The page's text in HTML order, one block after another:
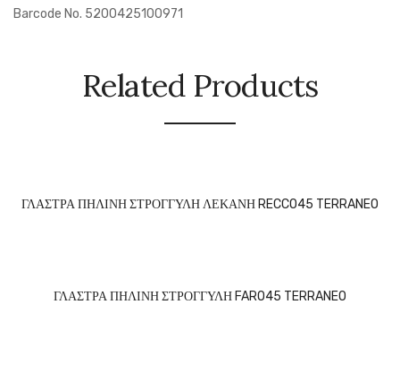
Barcode No. 5200425100971
Related Products
ΓΛΑΣΤΡΑ ΠΗΛΙΝΗ ΣΤΡΟΓΓΥΛΗ ΛΕΚΑΝΗ RECCO45 TERRANEO
ΓΛΑΣΤΡΑ ΠΗΛΙΝΗ ΣΤΡΟΓΓΥΛΗ FARO45 TERRANEO